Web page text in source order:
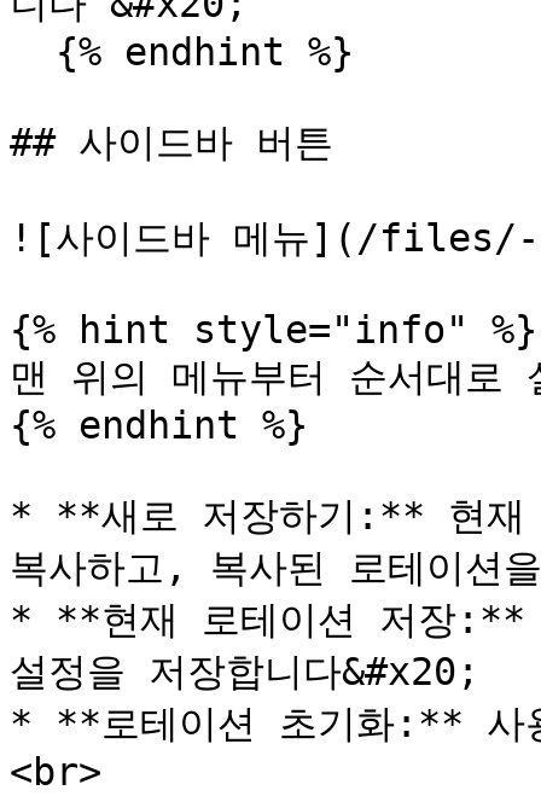
## 사이드바 버튼
![사이드바 메뉴](/files/-
{% hint style="info" %}
맨 위의 메뉴부터 순서대로
{% endhint %}
* **새로 저장하기:** 현재
복사하고, 복사된 로테이션
* **현재 로테이션 저장:**
설정을 저장합니다&#x20;
* **로테이션 초기화:** 사
<br>